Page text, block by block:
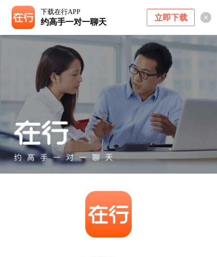
下载在行APP
约高手一对一聊天 立即下载